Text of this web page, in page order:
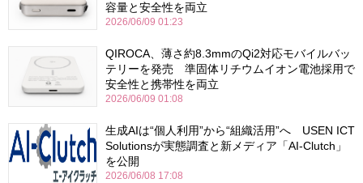
容量と安全性を両立
2026/06/09 01:23
QIROCA、薄さ約8.3mmのQi2対応モバイルバッ
テリーを発売 準固体リチウムイオン電池採用で
安全性と携帯性を両立
2026/06/09 01:08
生成AIは“個人利用”から“組織活用”へ USEN ICT
Solutionsが実態調査と新メディア「AI-Clutch」
を公開
2026/06/08 17:08